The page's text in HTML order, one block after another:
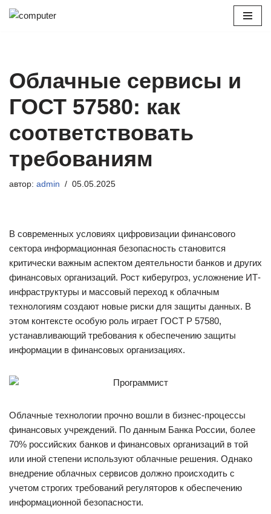
Облачные сервисы и
ГОСТ 57580: как
соответствовать
требованиям
автор: admin 05.05.2025
В современных условиях цифровизации финансового
сектора информационная безопасность становится
критически важным аспектом деятельности банков и других
финансовых организаций. Рост киберугроз, усложнение ИТ-
инфраструктуры и массовый переход к облачным
технологиям создают новые риски для защиты данных. В
этом контексте особую роль играет ГОСТ Р 57580,
устанавливающий требования к обеспечению защиты
информации в финансовых организациях.
Облачные технологии прочно вошли в бизнес-процессы
финансовых учреждений. По данным Банка России, более
70% российских банков и финансовых организаций в той
или иной степени используют облачные решения. Однако
внедрение облачных сервисов должно происходить с
учетом строгих требований регуляторов к обеспечению
информационной безопасности.